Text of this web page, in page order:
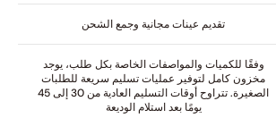
تقديم عينات مجانية وجمع الشحن
وفقًا للكميات والمواصفات الخاصة بكل طلب، يوجد
مخزون كامل لتوفير عمليات تسليم سريعة للطلبات
الصغيرة. تتراوح أوقات التسليم العادية من 30 إلى 45
يومًا بعد استلام الوديعة